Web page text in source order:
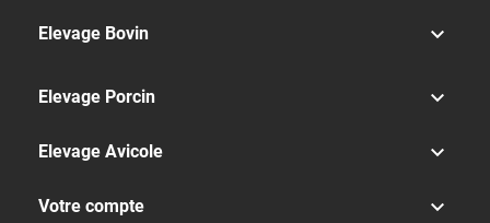
Elevage Bovin 
Elevage Porcin 
Elevage Avicole 
Votre compte 